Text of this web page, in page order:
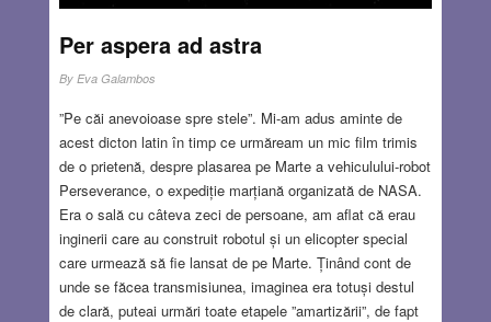
Per aspera ad astra
By Eva Galambos
”Pe căi anevoioase spre stele”. Mi-am adus aminte de
acest dicton latin în timp ce urmăream un mic film trimis
de o prietenă, despre plasarea pe Marte a vehiculului-robot
Perseverance, o expediție marțiană organizată de NASA.
Era o sală cu câteva zeci de persoane, am aflat că erau
inginerii care au construit robotul și un elicopter special
care urmează să fie lansat de pe Marte. Ținând cont de
unde se făcea transmisiunea, imaginea era totuși destul
de clară, puteai urmări toate etapele ”amartizării”, de fapt